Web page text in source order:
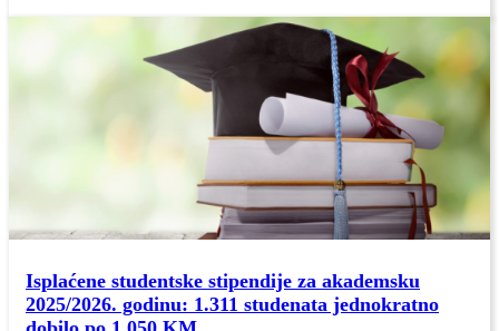
Isplaćene studentske stipendije za akademsku
2025/2026. godinu: 1.311 studenata jednokratno